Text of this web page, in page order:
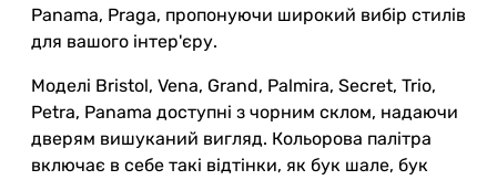
Panama, Praga, пропонуючи широкий вибір стилів
для вашого інтер'єру.
Моделі Bristol, Vena, Grand, Palmira, Secret, Trio,
Petra, Panama доступні з чорним склом, надаючи
дверям вишуканий вигляд. Кольорова палітра
включає в себе такі відтінки, як бук шале, бук